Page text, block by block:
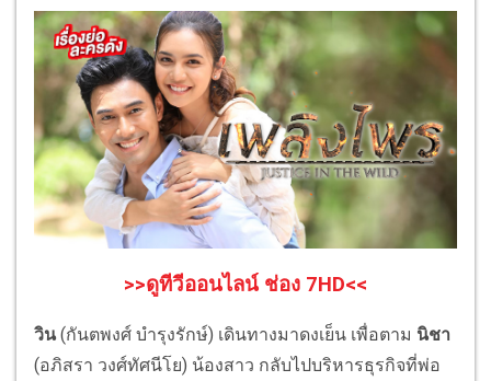
>>ดูทีวีออนไลน์ ช่อง 7HD<<
วิน(กันตพงศ์ บำรุงรักษ์) เดินทางมาดงเย็น เพื่อตาม นิชา
(อภิสรา วงศ์ทัศนีโย) น้องสาว กลับไปบริหารธุรกิจที่พ่อ